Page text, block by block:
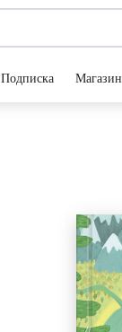
Подписка Магазин